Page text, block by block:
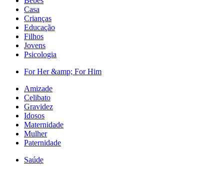
Casa
Crianças
Educação
Filhos
Jovens
Psicologia
For Her &amp; For Him
Amizade
Celibato
Gravidez
Idosos
Maternidade
Mulher
Paternidade
Saúde